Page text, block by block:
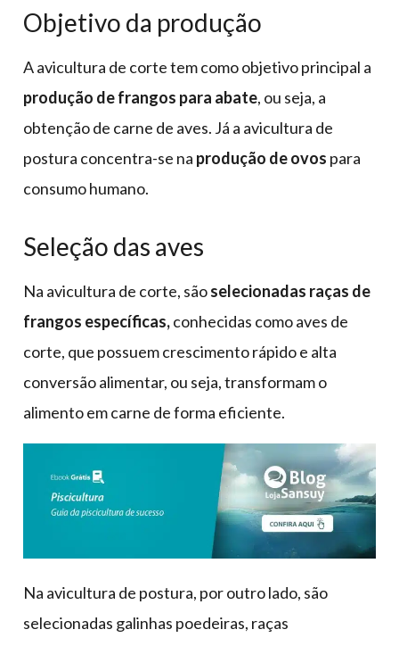
Objetivo da produção
A avicultura de corte tem como objetivo principal a
produção de frangos para abate, ou seja, a
obtenção de carne de aves. Já a avicultura de
postura concentra-se na produção de ovos para
consumo humano.
Seleção das aves
Na avicultura de corte, sãoselecionadas raças de
frangos específicas,conhecidas como aves de
corte, que possuem crescimento rápido e alta
conversão alimentar, ou seja, transformam o
alimento em carne de forma eficiente.
Na avicultura de postura, por outro lado, são
selecionadas galinhas poedeiras, raças